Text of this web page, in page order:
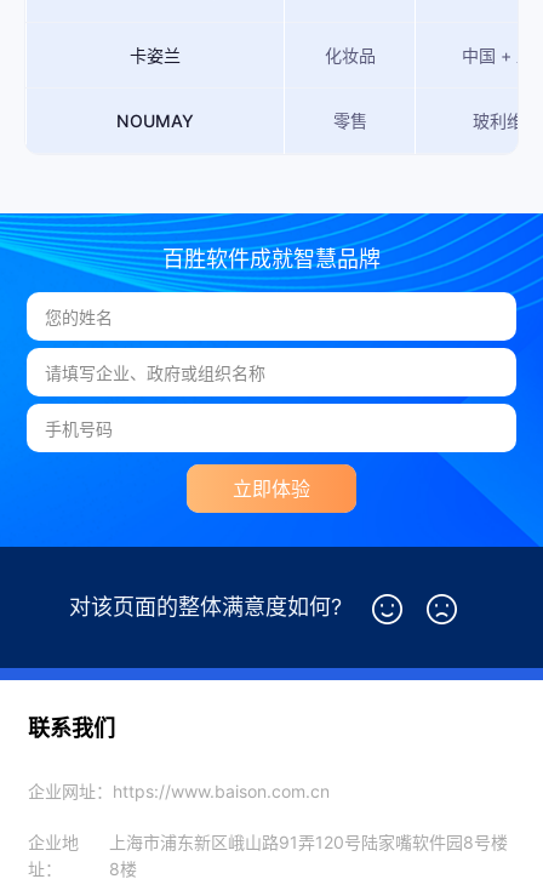
卡姿兰 化妆品 中国 + 亚
NOUMAY 零售 玻利维亚
百胜软件成就智慧品牌
立即体验
对该页面的整体满意度如何?
联系我们
企业网址： https://www.baison.com.cn
企业地
址：
上海市浦东新区峨山路91弄120号陆家嘴软件园8号楼
8楼